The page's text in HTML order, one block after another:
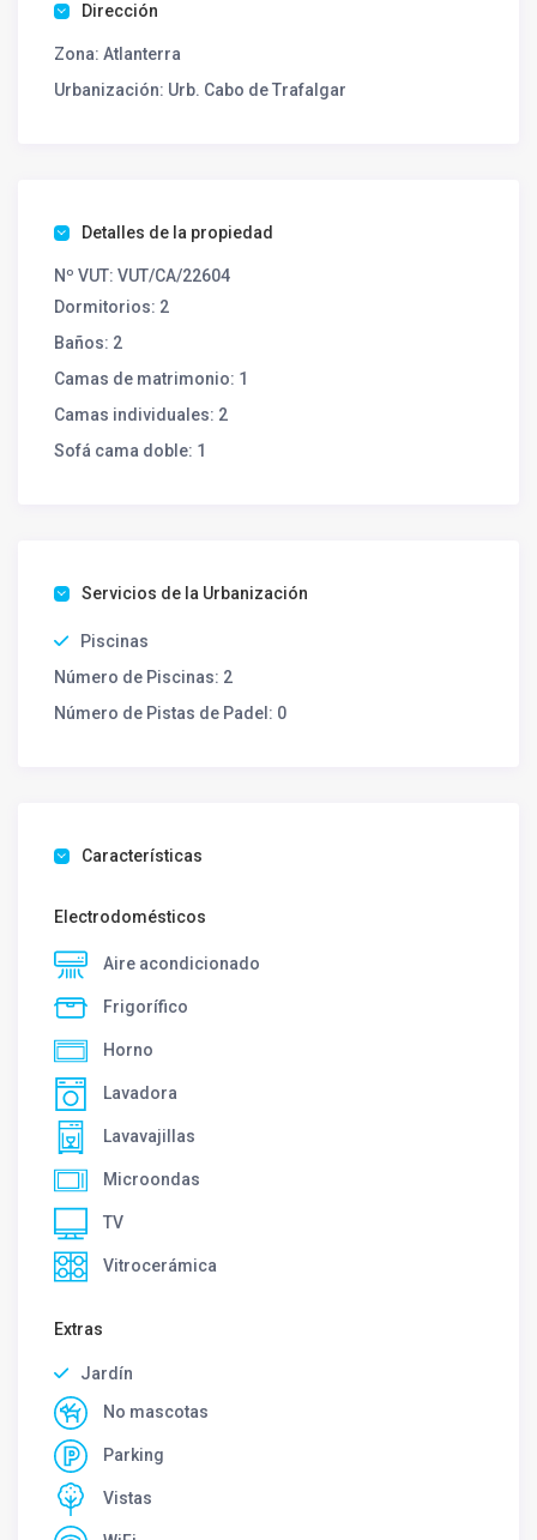
Dirección
Zona: Atlanterra
Urbanización: Urb. Cabo de Trafalgar
Detalles de la propiedad
Nº VUT: VUT/CA/22604
Dormitorios: 2
Baños: 2
Camas de matrimonio: 1
Camas individuales: 2
Sofá cama doble: 1
Servicios de la Urbanización
Piscinas
Número de Piscinas: 2
Número de Pistas de Padel: 0
Características
Electrodomésticos
Aire acondicionado
Frigorífico
Horno
Lavadora
Lavavajillas
Microondas
TV
Vitrocerámica
Extras
Jardín
No mascotas
Parking
Vistas